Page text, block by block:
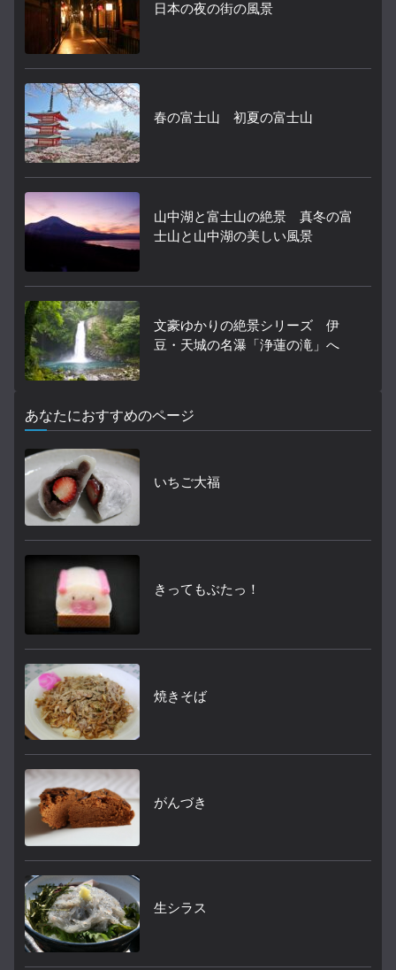
日本の夜の街の風景
春の富士山 初夏の富士山
山中湖と富士山の絶景 真冬の富
士山と山中湖の美しい風景
文豪ゆかりの絶景シリーズ 伊
豆・天城の名瀑「浄蓮の滝」へ
あなたにおすすめのページ
いちご大福
きってもぶたっ！
焼きそば
がんづき
生シラス